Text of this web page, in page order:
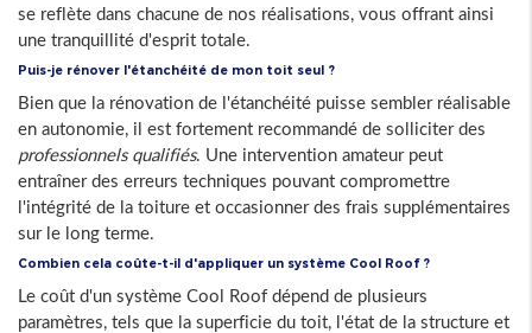
se reflète dans chacune de nos réalisations, vous offrant ainsi
une tranquillité d'esprit totale.
Puis-je rénover l'étanchéité de mon toit seul ?
Bien que la rénovation de l'étanchéité puisse sembler réalisable
en autonomie, il est fortement recommandé de solliciter des
professionnels qualifiés. Une intervention amateur peut
entraîner des erreurs techniques pouvant compromettre
l'intégrité de la toiture et occasionner des frais supplémentaires
sur le long terme.
Combien cela coûte-t-il d'appliquer un système Cool Roof ?
Le coût d'un système Cool Roof dépend de plusieurs
paramètres, tels que la superficie du toit, l'état de la structure et